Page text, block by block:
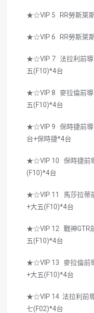
★☆VIP 5 RR勞斯萊
★☆VIP 6 RR勞斯萊
★☆VIP 7 法拉利前導
五(F10)*4台
★☆VIP 8 麥拉倫前導
五(F10)*4台
★☆VIP 9 保時捷前導
台+保時捷*4台
★☆VIP 10 保時捷前
(F10)*4台
★☆VIP 11 馬莎拉蒂
+大五(F10)*4台
★☆VIP 12 戰神GTR
五(F10)*4台
★☆VIP 13 麥拉倫前
+大五(F10)*4台
★☆VIP 14 法拉利前
七(F02)*4台